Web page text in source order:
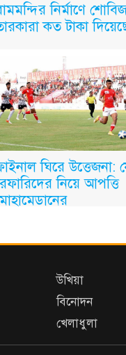
নির্মাণে
কত টাকা
ঘিরে উত্তেজনা:
নিয়ে আপত্তি
উখিয়া
বিনোদন
খেলাধুলা